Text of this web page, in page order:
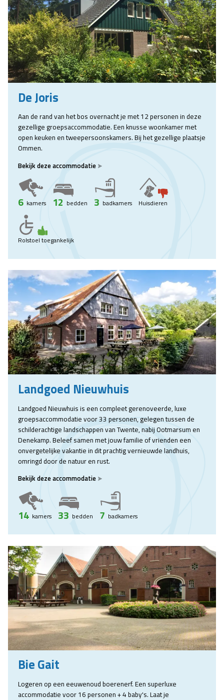
De Joris
Aan de rand van het bos overnacht je met 12 personen in deze
gezellige groepsaccommodatie. Een knusse woonkamer met
open keuken en tweepersoonskamers. Bij het gezellige plaatsje
Ommen.
Bekijk deze accommodatie
6 kamers 12 bedden 3 badkamers Huisdieren
Rolstoel toegankelijk
Landgoed Nieuwhuis
Landgoed Nieuwhuis is een compleet gerenoveerde, luxe
groepsaccommodatie voor 33 personen, gelegen tussen de
schilderachtige landschappen van Twente, nabij Ootmarsum en
Denekamp. Beleef samen met jouw familie of vrienden een
onvergetelijke vakantie in dit prachtig vernieuwde landhuis,
omringd door de natuur en rust.
Bekijk deze accommodatie
14 kamers 33 bedden 7 badkamers
Bie Gait
Logeren op een eeuwenoud boerenerf. Een superluxe
accommodatie voor 16 personen + 4 baby's. Laat je